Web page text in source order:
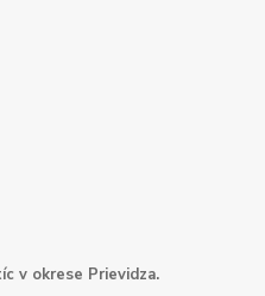
v okrese Prievidza.